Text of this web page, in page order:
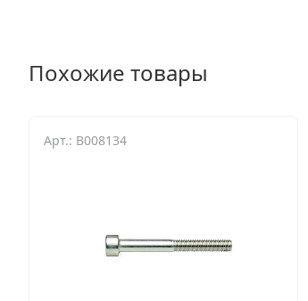
Похожие товары
Арт.: B008134